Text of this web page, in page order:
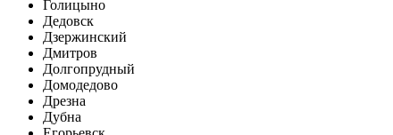
Голицыно
Дедовск
Дзержинский
Дмитров
Долгопрудный
Домодедово
Дрезна
Дубна